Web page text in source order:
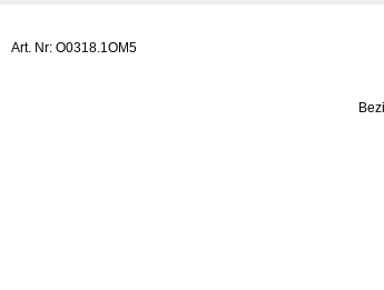
Art. Nr: O0318.1OM5